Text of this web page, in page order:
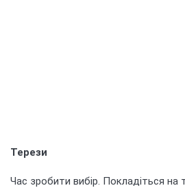
Терези
Час зробити вибір. Покладіться на